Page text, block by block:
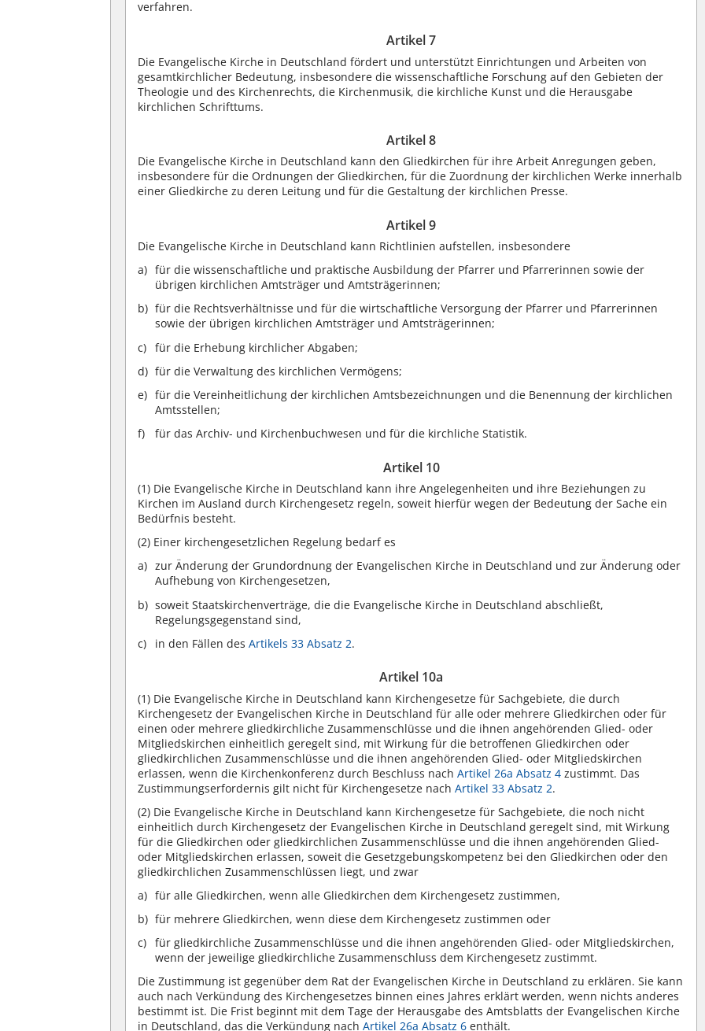
verfahren.
Artikel 7
Die Evangelische Kirche in Deutschland fördert und unterstützt Einrichtungen und Arbeiten von
gesamtkirchlicher Bedeutung, insbesondere die wissenschaftliche Forschung auf den Gebieten der
Theologie und des Kirchenrechts, die Kirchenmusik, die kirchliche Kunst und die Herausgabe
kirchlichen Schrifttums.
Artikel 8
Die Evangelische Kirche in Deutschland kann den Gliedkirchen für ihre Arbeit Anregungen geben,
insbesondere für die Ordnungen der Gliedkirchen, für die Zuordnung der kirchlichen Werke innerhalb
einer Gliedkirche zu deren Leitung und für die Gestaltung der kirchlichen Presse.
Artikel 9
Die Evangelische Kirche in Deutschland kann Richtlinien aufstellen, insbesondere
für die wissenschaftliche und praktische Ausbildung der Pfarrer und Pfarrerinnen sowie der
übrigen kirchlichen Amtsträger und Amtsträgerinnen;
für die Rechtsverhältnisse und für die wirtschaftliche Versorgung der Pfarrer und Pfarrerinnen
sowie der übrigen kirchlichen Amtsträger und Amtsträgerinnen;
für die Erhebung kirchlicher Abgaben;
für die Verwaltung des kirchlichen Vermögens;
für die Vereinheitlichung der kirchlichen Amtsbezeichnungen und die Benennung der kirchlichen
Amtsstellen;
für das Archiv- und Kirchenbuchwesen und für die kirchliche Statistik.
Artikel 10
(1) Die Evangelische Kirche in Deutschland kann ihre Angelegenheiten und ihre Beziehungen zu
Kirchen im Ausland durch Kirchengesetz regeln, soweit hierfür wegen der Bedeutung der Sache ein
Bedürfnis besteht.
(2) Einer kirchengesetzlichen Regelung bedarf es
zur Änderung der Grundordnung der Evangelischen Kirche in Deutschland und zur Änderung oder
Aufhebung von Kirchengesetzen,
soweit Staatskirchenverträge, die die Evangelische Kirche in Deutschland abschließt,
Regelungsgegenstand sind,
in den Fällen desArtikels 33 Absatz 2.
Artikel 10a
(1) Die Evangelische Kirche in Deutschland kann Kirchengesetze für Sachgebiete, die durch
Kirchengesetz der Evangelischen Kirche in Deutschland für alle oder mehrere Gliedkirchen oder für
einen oder mehrere gliedkirchliche Zusammenschlüsse und die ihnen angehörenden Glied- oder
Mitgliedskirchen einheitlich geregelt sind, mit Wirkung für die betroffenen Gliedkirchen oder
gliedkirchlichen Zusammenschlüsse und die ihnen angehörenden Glied- oder Mitgliedskirchen
erlassen, wenn die Kirchenkonferenz durch Beschluss nachArtikel 26a Absatz 4 zustimmt. Das
Zustimmungserfordernis gilt nicht für Kirchengesetze nachArtikel 33 Absatz 2.
(2) Die Evangelische Kirche in Deutschland kann Kirchengesetze für Sachgebiete, die noch nicht
einheitlich durch Kirchengesetz der Evangelischen Kirche in Deutschland geregelt sind, mit Wirkung
für die Gliedkirchen oder gliedkirchlichen Zusammenschlüsse und die ihnen angehörenden Glied-
oder Mitgliedskirchen erlassen, soweit die Gesetzgebungskompetenz bei den Gliedkirchen oder den
gliedkirchlichen Zusammenschlüssen liegt, und zwar
für alle Gliedkirchen, wenn alle Gliedkirchen dem Kirchengesetz zustimmen,
für mehrere Gliedkirchen, wenn diese dem Kirchengesetz zustimmen oder
für gliedkirchliche Zusammenschlüsse und die ihnen angehörenden Glied- oder Mitgliedskirchen,
wenn der jeweilige gliedkirchliche Zusammenschluss dem Kirchengesetz zustimmt.
Die Zustimmung ist gegenüber dem Rat der Evangelischen Kirche in Deutschland zu erklären. Sie kann
auch nach Verkündung des Kirchengesetzes binnen eines Jahres erklärt werden, wenn nichts anderes
bestimmt ist. Die Frist beginnt mit dem Tage der Herausgabe des Amtsblatts der Evangelischen Kirche
in Deutschland, das die Verkündung nachArtikel 26a Absatz 6 enthält.